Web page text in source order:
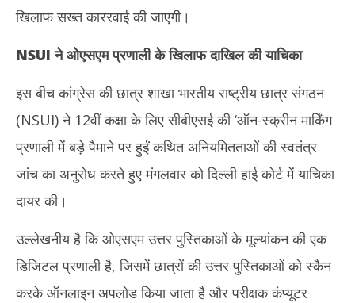
खिलाफ सख्त काररवाई की जाएगी।
NSUI ने ओएसएम प्रणाली के खिलाफ दाखिल की याचिका
इस बीच कांग्रेस की छात्र शाखा भारतीय राष्ट्रीय छात्र संगठन
(NSUI) ने 12वीं कक्षा के लिए सीबीएसई की ‘ऑन-स्क्रीन मार्किंग
प्रणाली में बड़े पैमाने पर हुईं कथित अनियमितताओं की स्वतंत्र
जांच का अनुरोध करते हुए मंगलवार को दिल्ली हाई कोर्ट में याचिका
दायर की।
उल्लेखनीय है कि ओएसएम उत्तर पुस्तिकाओं के मूल्यांकन की एक
डिजिटल प्रणाली है, जिसमें छात्रों की उत्तर पुस्तिकाओं को स्कैन
करके ऑनलाइन अपलोड किया जाता है और परीक्षक कंप्यूटर